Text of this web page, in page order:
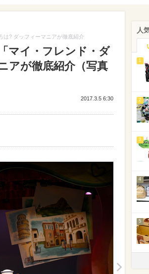
は? ダッフィーマニアが徹底紹介
マイ・フレンド・ダ
アが徹底紹介（写真
2017.3.5 6:30
人
1
2
3
4
5